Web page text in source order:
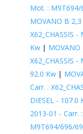
Mot. : M9T694/
MOVANO B
X62_CHASSIS
Kw| MOVANO
X62_CHASSIS
92.0 Kw|
Carr. :
DIESEL - 107.0
2013-01 - Carr.
M9T694/696/